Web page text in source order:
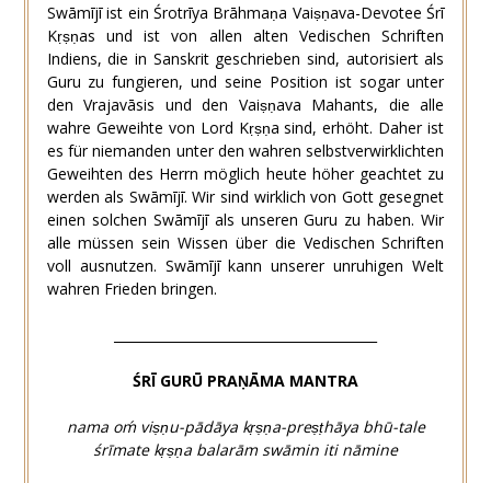
Swāmījī ist ein Śrotrīya Brāhmaṇa Vaiṣṇava-Devotee Śrī
Kṛṣṇas und ist von allen alten Vedischen Schriften
Indiens, die in Sanskrit geschrieben sind, autorisiert als
Guru zu fungieren, und seine Position ist sogar unter
den Vrajavāsis und den Vaiṣṇava Mahants, die alle
wahre Geweihte von Lord Kṛṣṇa sind, erhöht. Daher ist
es für niemanden unter den wahren selbstverwirklichten
Geweihten des Herrn möglich heute höher geachtet zu
werden als Swāmījī. Wir sind wirklich von Gott gesegnet
einen solchen Swāmījī als unseren Guru zu haben. Wir
alle müssen sein Wissen über die Vedischen Schriften
voll ausnutzen. Swāmījī kann unserer unruhigen Welt
wahren Frieden bringen.
ŚRĪ GURŪ PRAṆĀMA MANTRA
nama oḿ viṣṇu-pādāya kṛṣṇa-preṣṭhāya bhū-tale
śrīmate kṛṣṇa balarām swāmin iti nāmine